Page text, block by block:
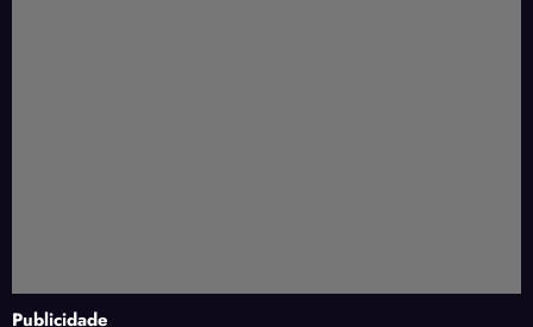
Publicidade